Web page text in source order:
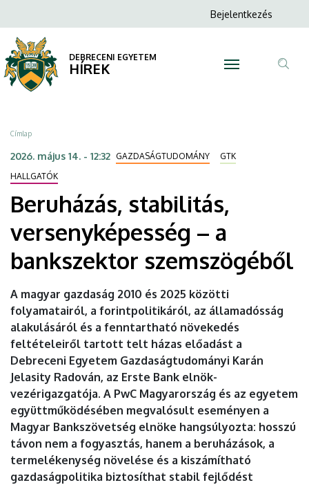
stabilitás,
versenyképesség
a
bankszektor
szemszögéből
DEBRECENI
EGYETEM
a
tartalomra
Anonim
menüje
Bejelentkezés
DEBRECENI EGYETEM
HÍREK
Morzsa
Címlap
2026. május 14. - 12:32 GAZDASÁGTUDOMÁNY
GTK
HALLGATÓK
Beruházás, stabilitás,
versenyképesség – a
bankszektor szemszögéből
A magyar gazdaság 2010 és 2025 közötti
folyamatairól, a forintpolitikáról, az államadósság
alakulásáról és a fenntartható növekedés
feltételeiről tartott telt házas előadást a
Debreceni Egyetem Gazdaságtudományi Karán
Jelasity Radován, az Erste Bank elnök-
vezérigazgatója. A PwC Magyarország és az egyetem
együttműködésében megvalósult eseményen a
Magyar Bankszövetség elnöke hangsúlyozta: hosszú
távon nem a fogyasztás, hanem a beruházások, a
termelékenység növelése és a kiszámítható
gazdaságpolitika biztosíthat stabil fejlődést